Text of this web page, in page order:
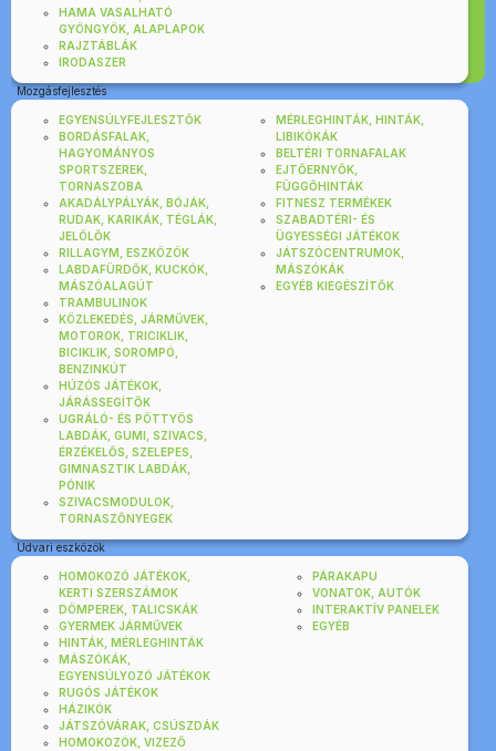
HAMA VASALHATÓ
GYÖNGYÖK, ALAPLAPOK
RAJZTÁBLÁK
IRODASZER
Mozgásfejlesztés
EGYENSÚLYFEJLESZTŐK
BORDÁSFALAK,
HAGYOMÁNYOS
SPORTSZEREK,
TORNASZOBA
AKADÁLYPÁLYÁK, BÓJÁK,
RUDAK, KARIKÁK, TÉGLÁK,
JELÖLŐK
RILLAGYM, ESZKÖZÖK
LABDAFÜRDŐK, KUCKÓK,
MÁSZÓALAGÚT
TRAMBULINOK
KÖZLEKEDÉS, JÁRMŰVEK,
MOTOROK, TRICIKLIK,
BICIKLIK, SOROMPÓ,
BENZINKÚT
HÚZÓS JÁTÉKOK,
JÁRÁSSEGÍTŐK
UGRÁLÓ- ÉS PÖTTYÖS
LABDÁK, GUMI, SZIVACS,
ÉRZÉKELŐS, SZELEPES,
GIMNASZTIK LABDÁK,
PÓNIK
SZIVACSMODULOK,
TORNASZŐNYEGEK
MÉRLEGHINTÁK, HINTÁK,
LIBIKÓKÁK
BELTÉRI TORNAFALAK
EJTŐERNYŐK,
FÜGGŐHINTÁK
FITNESZ TERMÉKEK
SZABADTÉRI- ÉS
ÜGYESSÉGI JÁTÉKOK
JÁTSZÓCENTRUMOK,
MÁSZÓKÁK
EGYÉB KIEGÉSZÍTŐK
Udvari eszközök
HOMOKOZÓ JÁTÉKOK,
KERTI SZERSZÁMOK
DÖMPEREK, TALICSKÁK
GYERMEK JÁRMŰVEK
HINTÁK, MÉRLEGHINTÁK
MÁSZÓKÁK,
EGYENSÚLYOZÓ JÁTÉKOK
RUGÓS JÁTÉKOK
HÁZIKÓK
JÁTSZÓVÁRAK, CSÚSZDÁK
HOMOKOZÓK, VIZEZŐ
PÁRAKAPU
VONATOK, AUTÓK
INTERAKTÍV PANELEK
EGYÉB